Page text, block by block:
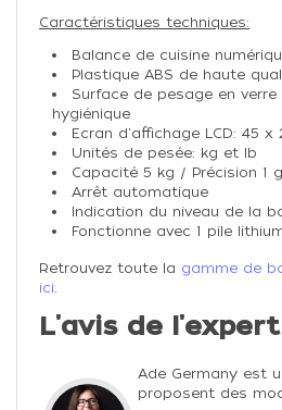
Caractéristiques techniques:
Balance de cuisine
Plastique ABS de haute
Surface de pesage en
hygiénique
Ecran d'affichage LCD: 45 x
Unités de pesée: kg et lb
Capacité 5 kg / Précision 1 g
Arrêt automatique
Indication du niveau de la
Fonctionne avec 1 pile
Retrouvez toute la gamme de
ici.
L'avis de
Ade Germany est
proposent des